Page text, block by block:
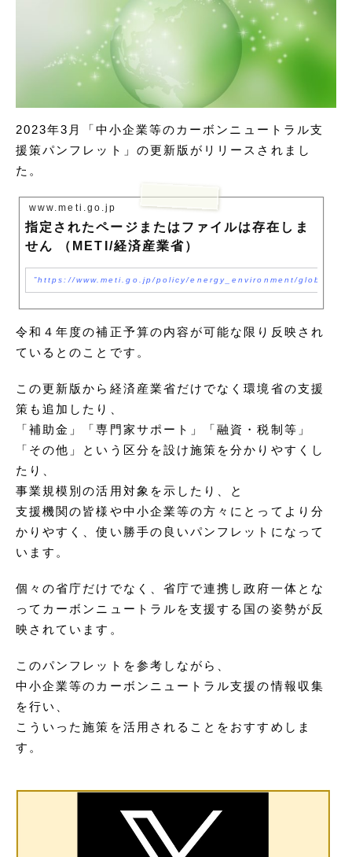
2023年3月「中小企業等のカーボンニュートラル支
援策パンフレット」の更新版がリリースされまし
た。
www.meti.go.jp
指定されたページまたはファイルは存在しま
せん （METI/経済産業省）
https://www.meti.go.jp/policy/energy_environment/
令和４年度の補正予算の内容が可能な限り反映され
ているとのことです。
この更新版から経済産業省だけでなく環境省の支援
策も追加したり、
「補助金」「専門家サポート」「融資・税制等」
「その他」という区分を設け施策を分かりやすくし
たり、
事業規模別の活用対象を示したり、と
支援機関の皆様や中小企業等の方々にとってより分
かりやすく、使い勝手の良いパンフレットになって
います。
個々の省庁だけでなく、省庁で連携し政府一体とな
ってカーボンニュートラルを支援する国の姿勢が反
映されています。
このパンフレットを参考しながら、
中小企業等のカーボンニュートラル支援の情報収集
を行い、
こういった施策を活用されることをおすすめしま
す。